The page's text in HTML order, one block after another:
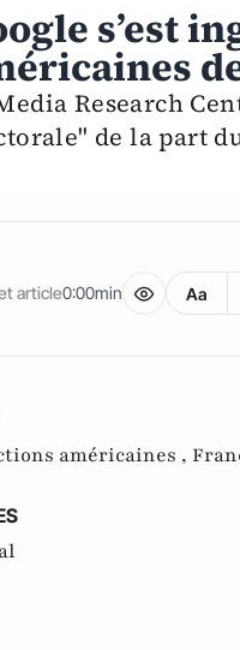
s’est
Research
de la part
article0:00min Aa
américaines ,